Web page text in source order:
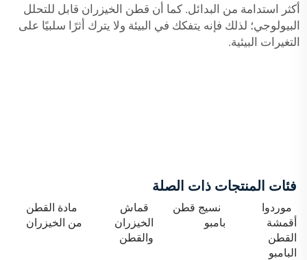
أكثر استدامة من البدائل. كما أن قطن الخيزران قابل للتحلل
البيولوجي؛ لذلك فإنه يتفكك في البيئة ولا يترك أثرًا سلبيًا على
التغيرات البيئية.
فئات المنتجات ذات الصلة
موردوا
أقمشة
القطن
البامبو
نسيج قطن
بامبو
قماش
الخيزران
والقطن
مادة القطن
من الخيزران